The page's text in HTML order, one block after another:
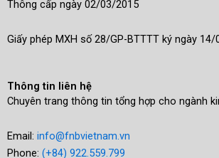
Thông cấp ngày 02/03/2015
Giấy phép MXH số 28/GP-BTTTT ký ngày 14/
Thông tin liên hệ
Chuyên trang thông tin tổng hợp cho ngành
Email: info@fnbvietnam.vn
Phone: (+84) 922.559.799